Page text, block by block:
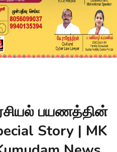
பயணத்தின்
Story | MK